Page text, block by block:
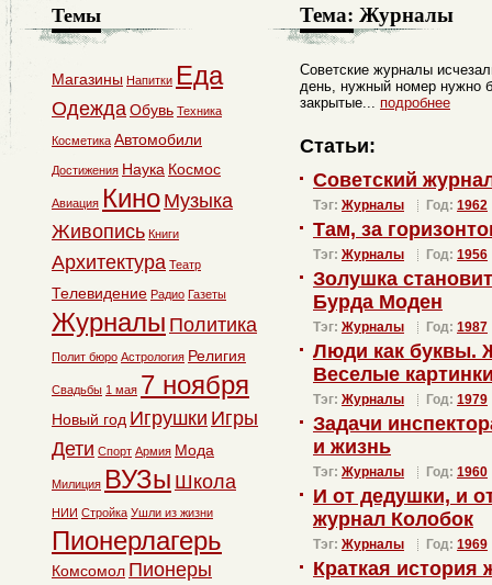
Тема: Журналы
Советские журналы
день, нужный номер нужно
закрытые... подробнее
Статьи:
Советский
Тэг: Журналы Год: 1962
Там, за
Тэг: Журналы Год: 1956
Золушка
Бурда Моден
Тэг: Журналы Год: 1987
Люди как буквы.
Веселые
Тэг: Журналы Год: 1979
Задачи
и жизнь
Тэг: Журналы Год: 1960
И от дедушки, и
журнал Колобок
Тэг: Журналы Год: 1969
Краткая
Темы
Магазины Напитки Еда
ОдеждаОбувь Техника
Косметика Автомобили
Достижения Наука Космос
Авиация Кино Музыка
Живопись Книги
Архитектура Театр
Телевидение Радио Газеты
Журналы Политика
Полит бюро Астрология Религия
Свадьбы 1 мая 7 ноября
Новый год Игрушки Игры
Дети Спорт Армия Мода
Милиция ВУЗы Школа
НИИ Стройка Ушли из жизни
Пионерлагерь
Комсомол Пионеры